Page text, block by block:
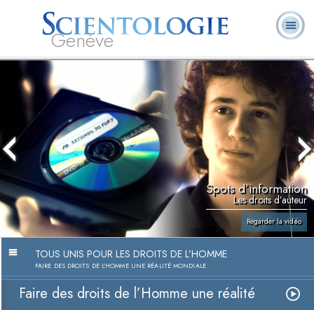
Genève
Ministres
volontaires
Foire aux
questions
Livres
Spots d’information
Les droits d’auteur
Regarder la vidéo
TOUS UNIS POUR LES DROITS DE L’HOMME
FAIRE DES DROITS DE L’HOMME UNE RÉALITÉ MONDIALE
Faire des droits de l’Homme une réalité